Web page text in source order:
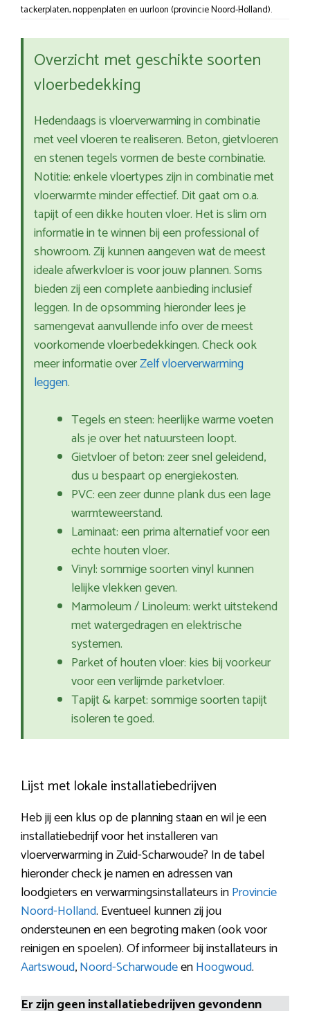
tackerplaten, noppenplaten en uurloon (provincie Noord-Holland).
Overzicht met geschikte soorten
vloerbedekking
Hedendaags is vloerverwarming in combinatie
met veel vloeren te realiseren. Beton, gietvloeren
en stenen tegels vormen de beste combinatie.
Notitie: enkele vloertypes zijn in combinatie met
vloerwarmte minder effectief. Dit gaat om o.a.
tapijt of een dikke houten vloer. Het is slim om
informatie in te winnen bij een professional of
showroom. Zij kunnen aangeven wat de meest
ideale afwerkvloer is voor jouw plannen. Soms
bieden zij een complete aanbieding inclusief
leggen. In de opsomming hieronder lees je
samengevat aanvullende info over de meest
voorkomende vloerbedekkingen. Check ook
meer informatie overZelf vloerverwarming
leggen.
Tegels en steen: heerlijke warme voeten
als je over het natuursteen loopt.
Gietvloer of beton: zeer snel geleidend,
dus u bespaart op energiekosten.
PVC: een zeer dunne plank dus een lage
warmteweerstand.
Laminaat: een prima alternatief voor een
echte houten vloer.
Vinyl: sommige soorten vinyl kunnen
lelijke vlekken geven.
Marmoleum / Linoleum: werkt uitstekend
met watergedragen en elektrische
systemen.
Parket of houten vloer: kies bij voorkeur
voor een verlijmde parketvloer.
Tapijt & karpet: sommige soorten tapijt
isoleren te goed.
Lijst met lokale installatiebedrijven
Heb jij een klus op de planning staan en wil je een
installatiebedrijf voor het installeren van
vloerverwarming in Zuid-Scharwoude? In de tabel
hieronder check je namen en adressen van
loodgieters en verwarmingsinstallateurs inProvincie
Noord-Holland. Eventueel kunnen zij jou
ondersteunen en een begroting maken (ook voor
reinigen en spoelen). Of informeer bij installateurs in
Aartswoud,Noord-ScharwoudeenHoogwoud.
Er zijn geen installatiebedrijven gevondenn